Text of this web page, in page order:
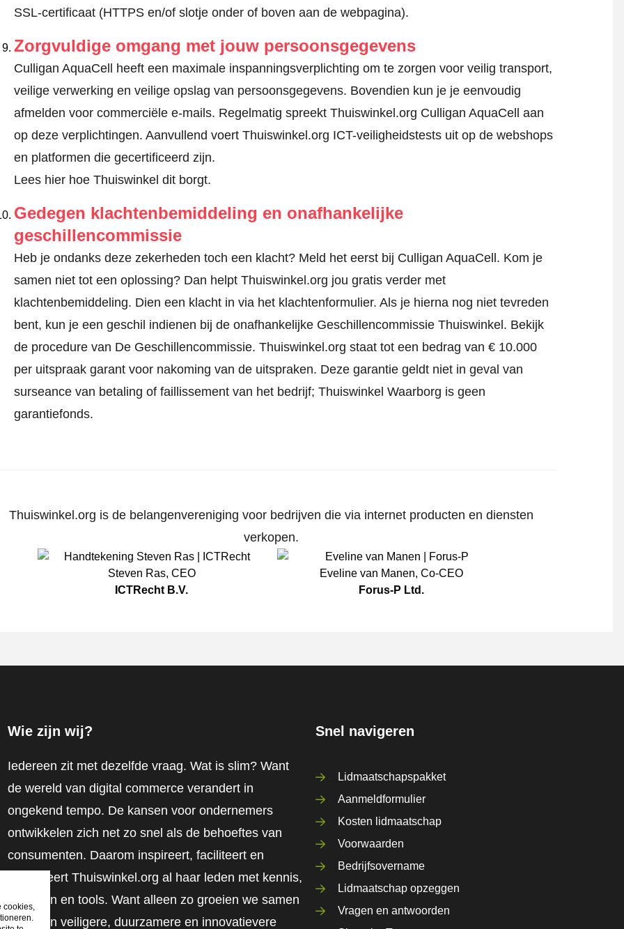
SSL-certificaat (HTTPS en/of slotje onder of boven aan de webpagina).
Zorgvuldige omgang met jouw persoonsgegevens
Culligan AquaCell heeft een maximale inspanningsverplichting om te zorgen voor veilig transport,
veilige verwerking en veilige opslag van persoonsgegevens. Bovendien kun je je eenvoudig
afmelden voor commerciële e-mails. Regelmatig spreekt Thuiswinkel.org Culligan AquaCell aan
op deze verplichtingen. Aanvullend voert Thuiswinkel.org ICT-veiligheidstests uit op de webshops
en platformen die gecertificeerd zijn.
Lees hier hoe Thuiswinkel dit borgt.
Gedegen klachtenbemiddeling en onafhankelijke
geschillencommissie
Heb je ondanks deze zekerheden toch een klacht? Meld het eerst bij Culligan AquaCell. Kom je
samen niet tot een oplossing? Dan helpt Thuiswinkel.org jou gratis verder met
klachtenbemiddeling. Dien een klacht in via het klachtenformulier. Als je hierna nog niet tevreden
bent, kun je een geschil indienen bij de onafhankelijke Geschillencommissie Thuiswinkel. Bekijk
de procedure van De Geschillencommissie. Thuiswinkel.org staat tot een bedrag van € 10.000
per uitspraak garant voor nakoming van de uitspraken. Deze garantie geldt niet in geval van
surseance van betaling of faillissement van het bedrijf; Thuiswinkel Waarborg is geen
garantiefonds.
Thuiswinkel.org is de belangenvereniging voor bedrijven die via internet producten en diensten
verkopen.
Steven Ras, CEO
ICTRecht B.V.
Eveline van Manen, Co-CEO
Forus-P Ltd.
Wie zijn wij?
Iedereen zit met dezelfde vraag. Wat is slim? Want
de wereld van digital commerce verandert in
ongekend tempo. De kansen voor ondernemers
ontwikkelen zich net zo snel als de behoeftes van
consumenten. Daarom inspireert, faciliteert en
mobiliseert Thuiswinkel.org al haar leden met kennis,
inzichten en tools. Want alleen zo groeien we samen
naar een veiligere, duurzamere en innovatievere
Snel navigeren
Lidmaatschapspakket
Aanmeldformulier
Kosten lidmaatschap
Voorwaarden
Bedrijfsovername
Lidmaatschap opzeggen
Vragen en antwoorden
cookies,